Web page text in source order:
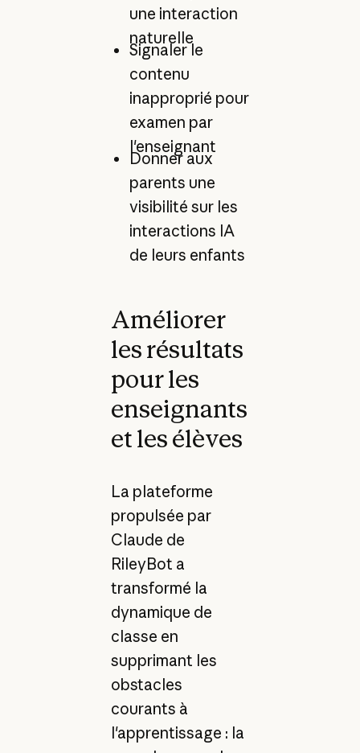
une interaction
naturelle
Signaler le
contenu
inapproprié pour
examen par
l'enseignant
Donner aux
parents une
visibilité sur les
interactions IA
de leurs enfants
Améliorer
les résultats
pour les
enseignants
et les élèves
La plateforme
propulsée par
Claude de
RileyBot a
transformé la
dynamique de
classe en
supprimant les
obstacles
courants à
l'apprentissage : la